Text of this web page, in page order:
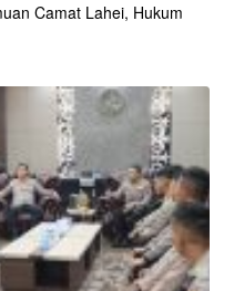
Camat Lahei, Hukum